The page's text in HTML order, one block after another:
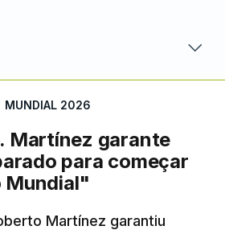
MUNDIAL 2026
Martínez garante
para começar
Mundial"
Martínez garantiu